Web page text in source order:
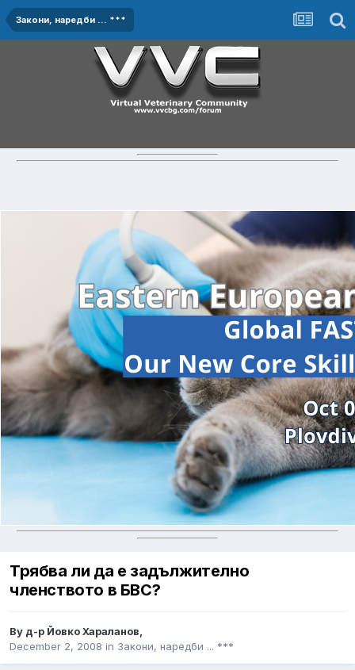
Закони, наредби ... ***
Трябва ли да е задължително
членството в БВС?
By д-р Йовко Хараланов
December 2, 2008 in Закони, наредби ... ***